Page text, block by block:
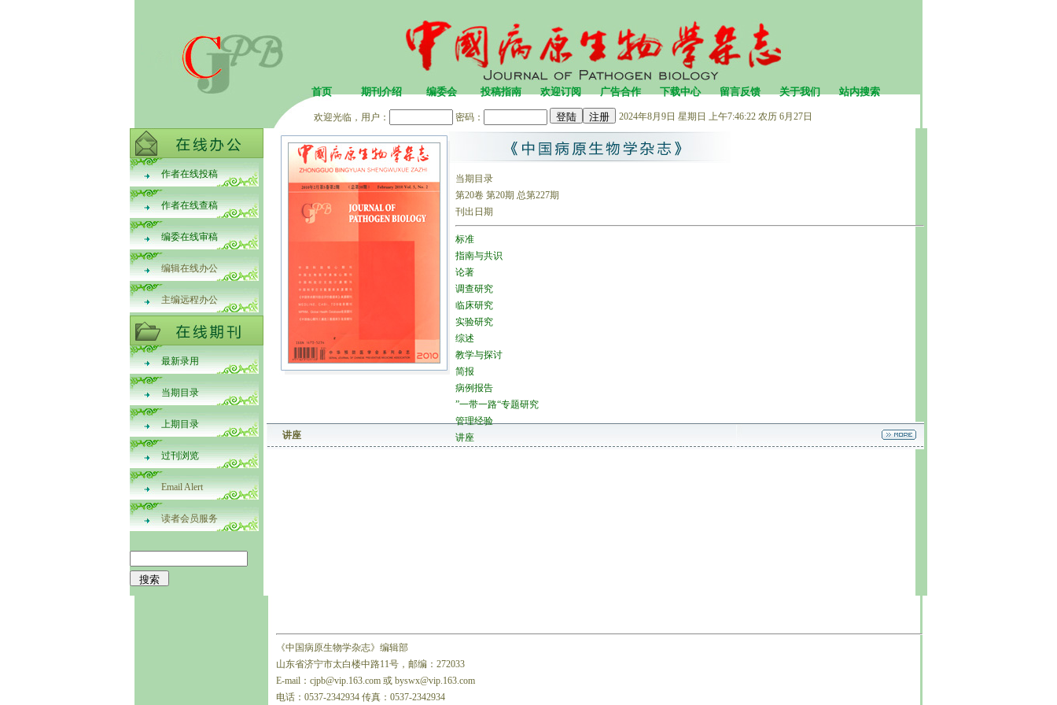
首页 期刊介绍 编委会 投稿指南 欢迎订阅 广告合作 下载中心 留言反馈 关于我们 站内搜索
欢迎光临，用户： 密码： 2024年8月9日 星期日 上午7:46:22 农历 6月27日
作者在线投稿
作者在线查稿
编委在线审稿
编辑在线办公
主编远程办公
最新录用
当期目录
上期目录
过刊浏览
Email Alert
读者会员服务
当期目录
第20卷 第20期 总第227期
刊出日期
标准
指南与共识
论著
调查研究
临床研究
实验研究
综述
教学与探讨
简报
病例报告
”一带一路“专题研究
管理经验
讲座
讲座
《中国病原生物学杂志》编辑部
山东省济宁市太白楼中路11号，邮编：272033
E-mail：cjpb@vip.163.com 或 byswx@vip.163.com
电话：0537-2342934 传真：0537-2342934